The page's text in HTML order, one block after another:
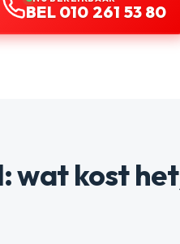
BEL 010 261 53 80
wat kost